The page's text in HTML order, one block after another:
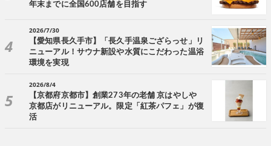
年末までに全国600店舗を目指す
2026/7/30
【愛知県長久手市】「長久手温泉ござらっせ」リ
ニューアル！サウナ新設や水質にこだわった温浴
環境を実現
2026/8/4
【京都府京都市】創業273年の老舗 京はやしや
京都店がリニューアル。限定「紅茶パフェ」が復
活